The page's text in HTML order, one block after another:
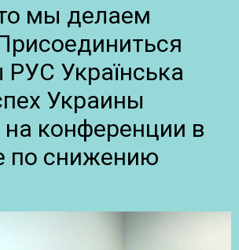
мы делаем
Українська
Украины
конференции в
по снижению